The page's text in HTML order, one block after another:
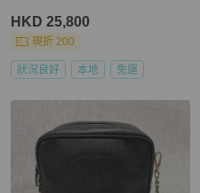
HKD 25,800
現折 200
狀況良好 本地 免運